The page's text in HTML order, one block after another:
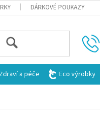
DÁRKOVÉ POUKAZY
Zdraví a péče Eco výrobky